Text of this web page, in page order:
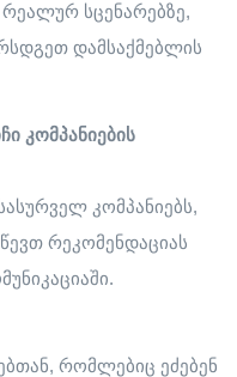
რეალურ სცენარებზე,
დამსაქმებლის
კომპანიების
კომპანიებს,
რეკომენდაციას
რომლებიც ეძებენ